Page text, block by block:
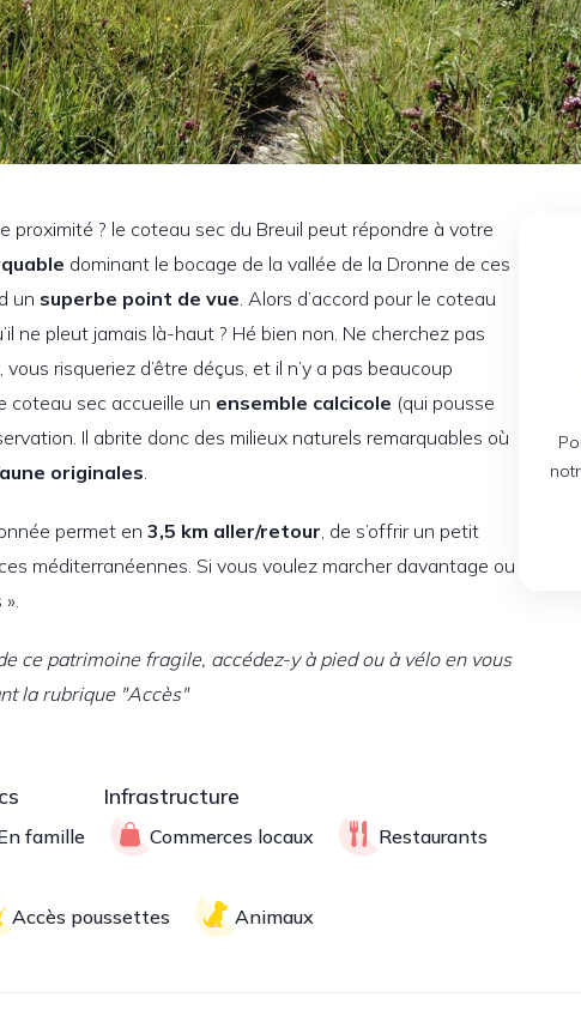
proximité ? le coteau sec du Breuil peut répondre à votre
dominant le bocage de la vallée de la Dronne de ces
un superbe point de vue. Alors d’accord pour le coteau
ne pleut jamais là-haut ? Hé bien non. Ne cherchez pas
risqueriez d’être déçus, et il n’y a pas beaucoup
coteau sec accueille un ensemble calcicole (qui pousse
Il abrite donc des milieux naturels remarquables où
originales.
permet en 3,5 km aller/retour, de s’offrir un petit
méditerranéennes. Si vous voulez marcher davantage ou
ce patrimoine fragile, accédez-y à pied ou à vélo en vous
la rubrique "Accès"
famille
Infrastructure
Commerces locaux Restaurants
Accès poussettes Animaux